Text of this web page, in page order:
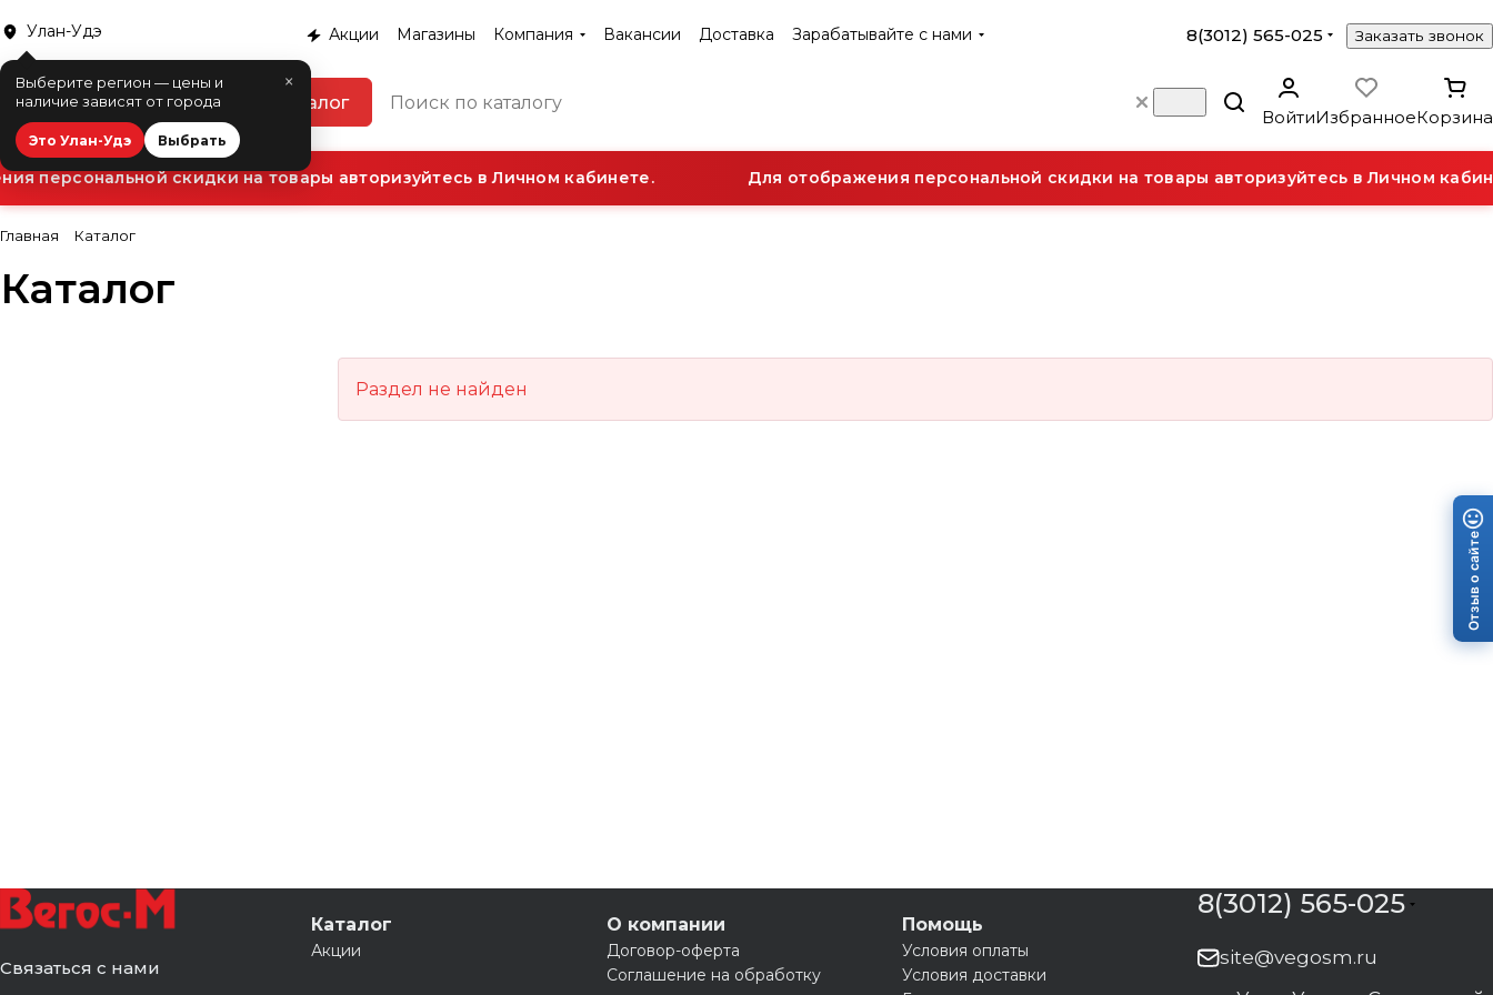
Улан-Удэ
×
Выберите регион — цены и
наличие зависят от города
Это Улан-Удэ Выбрать
Акции Магазины Компания Вакансии Доставка Зарабатывайте с нами 8(3012) 565-025 Заказать звонок
Каталог
ВойтиИзбранноеКорзина
персональной скидки на товары авторизуйтесь в Личном кабинете. Для отображения персональной скидки на товары авторизуйтесь в Личном
Главная Каталог
Каталог
Раздел не найден
Связаться с нами
Каталог
Акции
О компании
Договор-оферта
Соглашение на обработку
Помощь
Условия оплаты
Условия доставки
8(3012) 565-025
site@vegosm.ru
Отзыв о сайте